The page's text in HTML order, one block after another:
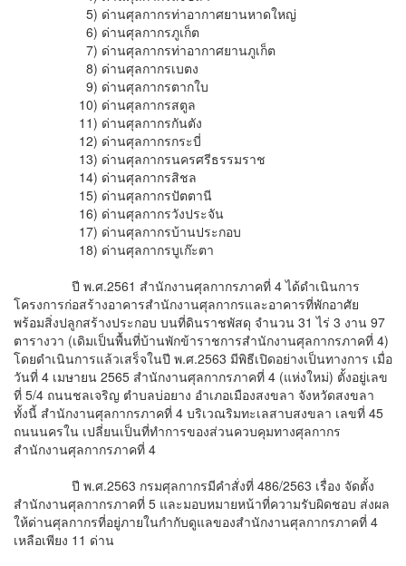
5) ด่านศุลกากรท่าอากาศยานหาดใหญ่
6) ด่านศุลกากรภูเก็ต
7) ด่านศุลกากรท่าอากาศยานภูเก็ต
8) ด่านศุลกากรเบตง
9) ด่านศุลกากรตากใบ
10) ด่านศุลกากรสตูล
11) ด่านศุลกากรกันตัง
12) ด่านศุลกากรกระบี่
13) ด่านศุลกากรนครศรีธรรมราช
14) ด่านศุลกากรสิชล
15) ด่านศุลกากรปัตตานี
16) ด่านศุลกากรวังประจัน
17) ด่านศุลกากรบ้านประกอบ
18) ด่านศุลกากรบูเก๊ะตา
ปี พ.ศ.2561 สำนักงานศุลกากรภาคที่ 4 ได้ดำเนินการ
โครงการก่อสร้างอาคารสำนักงานศุลกากรและอาคารที่พักอาศัย
พร้อมสิ่งปลูกสร้างประกอบ บนที่ดินราชพัสดุ จำนวน 31 ไร่ 3 งาน 97
ตารางวา (เดิมเป็นพื้นที่บ้านพักข้าราชการสำนักงานศุลกากรภาคที่ 4)
โดยดำเนินการแล้วเสร็จในปี พ.ศ.2563 มีพิธีเปิดอย่างเป็นทางการ เมื่อ
วันที่ 4 เมษายน 2565 สำนักงานศุลกากรภาคที่ 4 (แห่งใหม่) ตั้งอยู่เลข
ที่ 5/4 ถนนชลเจริญ ตำบลบ่อยาง อำเภอเมืองสงขลา จังหวัดสงขลา
ทั้งนี้ สำนักงานศุลกากรภาคที่ 4 บริเวณริมทะเลสาบสงขลา เลขที่ 45
ถนนนครใน เปลี่ยนเป็นที่ทำการของส่วนควบคุมทางศุลกากร
สำนักงานศุลกากรภาคที่ 4
ปี พ.ศ.2563 กรมศุลกากรมีคำสั่งที่ 486/2563 เรื่อง จัดตั้ง
สำนักงานศุลกากรภาคที่ 5 และมอบหมายหน้าที่ความรับผิดชอบ ส่งผล
ให้ด่านศุลกากรที่อยู่ภายในกำกับดูแลของสำนักงานศุลกากรภาคที่ 4
เหลือเพียง 11 ด่าน